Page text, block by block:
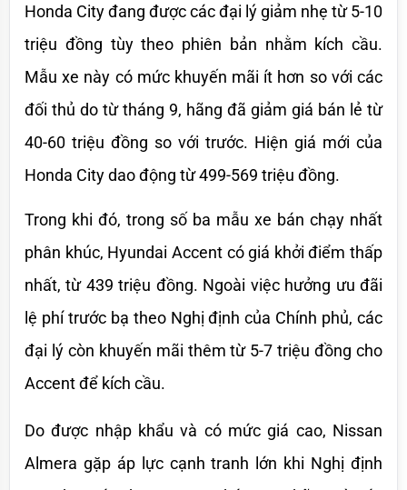
Honda City đang được các đại lý giảm nhẹ từ 5-10
triệu đồng tùy theo phiên bản nhằm kích cầu.
Mẫu xe này có mức khuyến mãi ít hơn so với các
đối thủ do từ tháng 9, hãng đã giảm giá bán lẻ từ
40-60 triệu đồng so với trước. Hiện giá mới của
Honda City dao động từ 499-569 triệu đồng.
Trong khi đó, trong số ba mẫu xe bán chạy nhất
phân khúc, Hyundai Accent có giá khởi điểm thấp
nhất, từ 439 triệu đồng. Ngoài việc hưởng ưu đãi
lệ phí trước bạ theo Nghị định của Chính phủ, các
đại lý còn khuyến mãi thêm từ 5-7 triệu đồng cho
Accent để kích cầu.
Do được nhập khẩu và có mức giá cao, Nissan
Almera gặp áp lực cạnh tranh lớn khi Nghị định